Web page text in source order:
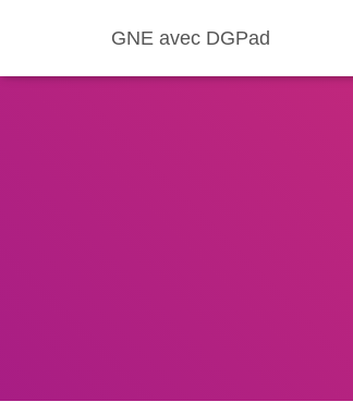
GNE avec DGPad